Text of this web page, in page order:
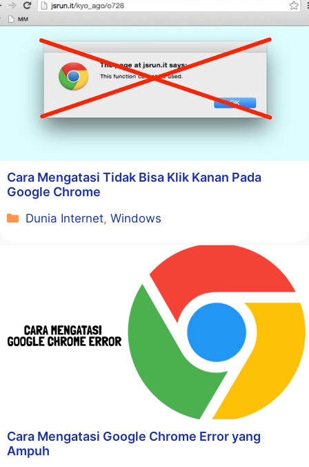
Cara Mengatasi Tidak Bisa Klik Kanan Pada
Google Chrome
Kategori
Dunia Internet,Windows
Cara Mengatasi Google Chrome Error yang
Ampuh